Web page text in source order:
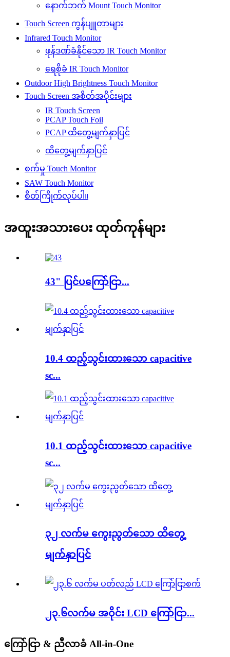
နောက်ဘက် Mount Touch Monitor
Touch Screen ကွန်ပျူတာများ
Infrared Touch Monitor
ဖုန်ဒဏ်ခံနိုင်သော IR Touch Monitor
ရေစိုခံ IR Touch Monitor
Outdoor High Brightness Touch Monitor
Touch Screen အစိတ်အပိုင်းများ
IR Touch Screen
PCAP Touch Foil
PCAP ထိတွေ့မျက်နှာပြင်
ထိတွေ့မျက်နှာပြင်
စက်မှု Touch Monitor
SAW Touch Monitor
စိတ်ကြိုက်လုပ်ပါ။
အထူးအသားပေး ထုတ်ကုန်များ
43" ပြင်ပကြော်ငြာ...
10.4 ထည့်သွင်းထားသော capacitive
sc...
10.1 ထည့်သွင်းထားသော capacitive
sc...
၃၂ လက်မ ကွေးညွတ်သော ထိတွေ့
မျက်နှာပြင်
၂၃.၆လက်မ အဝိုင်း LCD ကြော်ငြာ...
ကြော်ငြာ & ညီလာခံ All-in-One